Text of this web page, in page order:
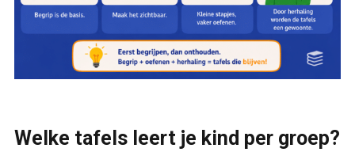
Welke tafels leert je kind per groep?